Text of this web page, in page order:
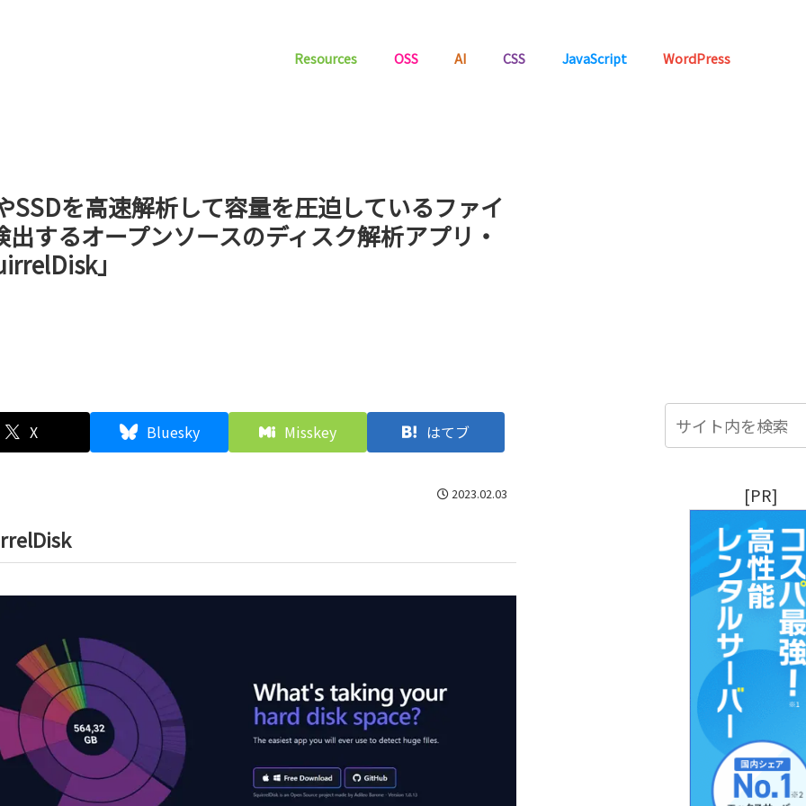
Resources OSS AI CSS JavaScript WordPress
[PR]
SSDを高速解析して容量を圧迫しているファイ
出するオープンソースのディスク解析アプリ・
」
X Bluesky Misskey はてブ
2023.02.03